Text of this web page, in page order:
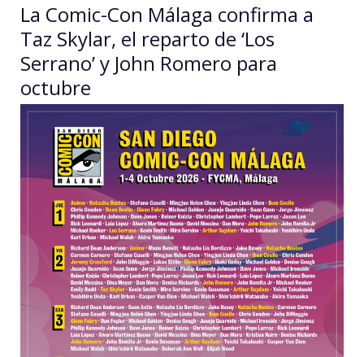
La Comic-Con Málaga confirma a
Taz Skylar, el reparto de ‘Los
Serrano’ y John Romero para
octubre